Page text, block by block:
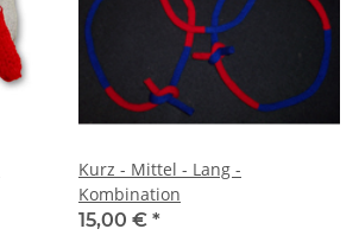
Kurz - Mittel - Lang -
Kombination
15,00 € *